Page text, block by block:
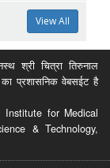
View All
श्री चित्रा तिरुनाल
का प्रशासनिक वेबसईट है
for Medical
& Technology,